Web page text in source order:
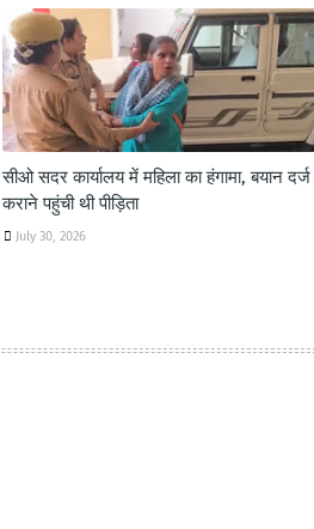
सीओ सदर कार्यालय में महिला का हंगामा, बयान दर्ज
कराने पहुंची थी पीड़िता
July 30, 2026